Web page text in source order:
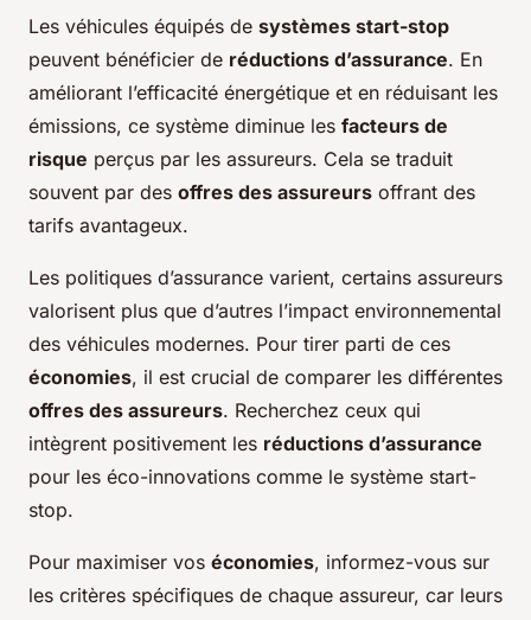
Les véhicules équipés de systèmes start-stop
peuvent bénéficier de réductions d’assurance. En
améliorant l’efficacité énergétique et en réduisant les
émissions, ce système diminue les facteurs de
risque perçus par les assureurs. Cela se traduit
souvent par des offres des assureurs offrant des
tarifs avantageux.
Les politiques d’assurance varient, certains assureurs
valorisent plus que d’autres l’impact environnemental
des véhicules modernes. Pour tirer parti de ces
économies, il est crucial de comparer les différentes
offres des assureurs. Recherchez ceux qui
intègrent positivement les réductions d’assurance
pour les éco-innovations comme le système start-
stop.
Pour maximiser vos économies, informez-vous sur
les critères spécifiques de chaque assureur, car leurs